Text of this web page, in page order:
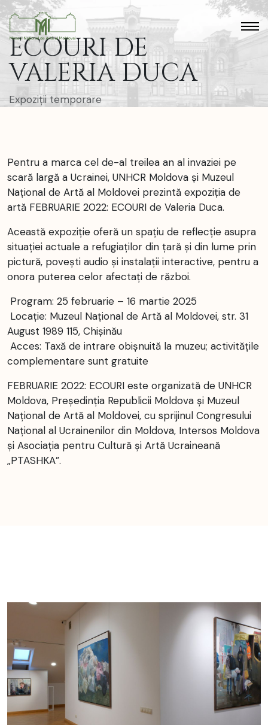
ECOURI DE
VALERIA DUCA
Expoziții temporare
Pentru a marca cel de-al treilea an al invaziei pe
scară largă a Ucrainei, UNHCR Moldova și Muzeul
Național de Artă al Moldovei prezintă expoziția de
artă FEBRUARIE 2022: ECOURI de Valeria Duca.
Această expoziție oferă un spațiu de reflecție asupra
situației actuale a refugiaților din țară și din lume prin
pictură, povești audio și instalații interactive, pentru a
onora puterea celor afectați de război.
Program: 25 februarie – 16 martie 2025
Locație: Muzeul Național de Artă al Moldovei, str. 31
August 1989 115, Chișinău
Acces: Taxă de intrare obișnuită la muzeu; activitățile
complementare sunt gratuite
FEBRUARIE 2022: ECOURI este organizată de UNHCR
Moldova, Președinția Republicii Moldova și Muzeul
Național de Artă al Moldovei, cu sprijinul Congresului
Național al Ucrainenilor din Moldova, Intersos Moldova
și Asociația pentru Cultură și Artă Ucraineană
„PTASHKA”.